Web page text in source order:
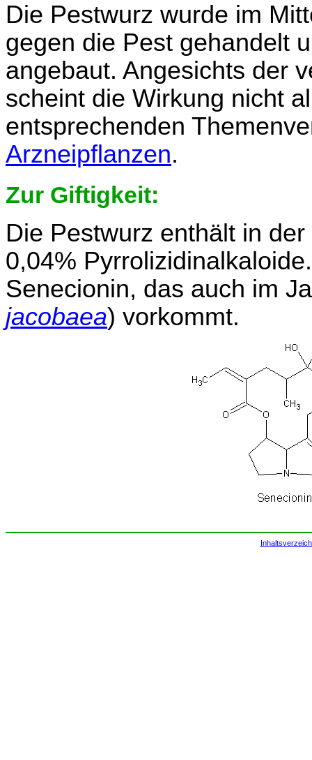
Die Pestwurz wurde im
gegen die Pest gehandelt
angebaut. Angesichts der
scheint die Wirkung nicht
entsprechenden
Arzneipflanzen.
Zur Giftigkeit:
Die Pestwurz enthält in
0,04%
Senecionin, das auch im
jacobaea) vorkommt.